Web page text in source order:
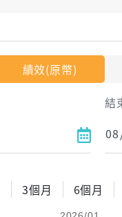
績效(原幣)
結
3個月 6個月